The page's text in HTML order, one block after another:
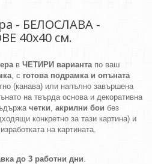
- БЕЛОСЛАВА -
40х40 см.
в ЧЕТИРИ вариантапо ваш
, с готова подрамка и опъната
(канава) или напълно завършена
на твърда основа и декоративна
четки, акрилни бои без
конкретно за тази картина) и
на картината.
до 3 работни дни.